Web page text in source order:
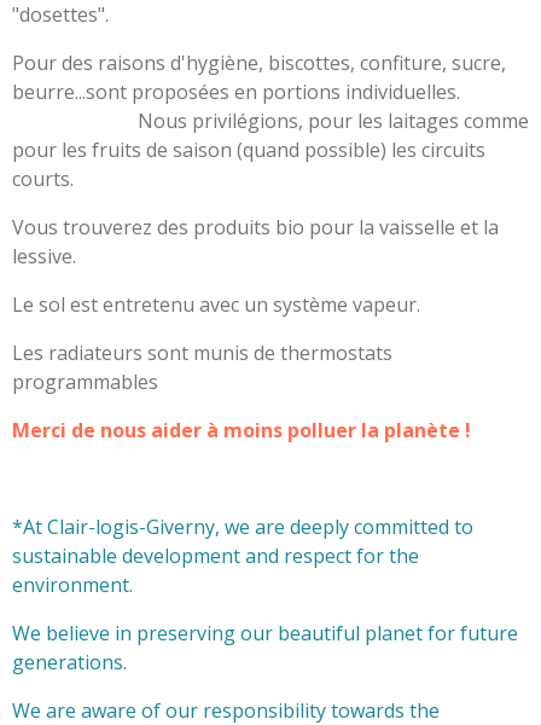
"dosettes".
Pour des raisons d'hygiène, biscottes, confiture, sucre,
beurre...sont proposées en portions individuelles.
Nous privilégions, pour les laitages comme
pour les fruits de saison (quand possible) les circuits
courts.
Vous trouverez des produits bio pour la vaisselle et la
lessive.
Le sol est entretenu avec un système vapeur.
Les radiateurs sont munis de thermostats
programmables
Merci de nous aider à moins polluer la planète !
*At Clair-logis-Giverny, we are deeply committed to
sustainable development and respect for the
environment.
We believe in preserving our beautiful planet for future
generations.
We are aware of our responsibility towards the